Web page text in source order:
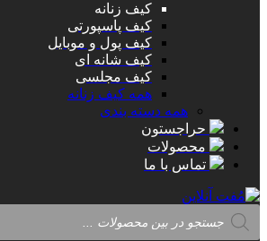
کیف زنانه
کیف پاسپورتی
کیف پول و موبایل
کیف شانه ای
کیف مجلسی
همه کیف زنانه
همه دسته بندی
حراجستون
محصولات
تماس با ما
Products
search